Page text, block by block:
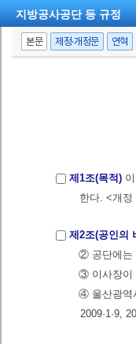
지방공사공단 등 규정
본문 제정·개정문 연혁
제1조(목적)
한다. <개정
제2조(공인의
② 공단에는
③ 이사장이
④ 울산광역
2009·1·9,